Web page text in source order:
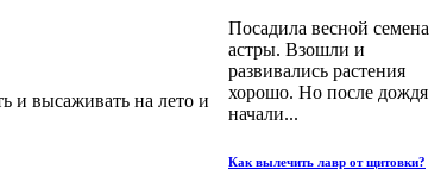
и высаживать на лето и
Посадила весной семена
астры. Взошли и
развивались растения
хорошо. Но после дождя
начали...
Как вылечить лавр от щитовки?